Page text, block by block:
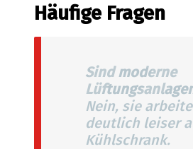
Häufige Fragen
Sind moderne
Nein, sie
deutlich leiser
Kühlschrank.